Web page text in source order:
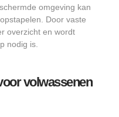
omgeving kan
Door vaste
overzicht en wordt
nodig is.
volwassenen